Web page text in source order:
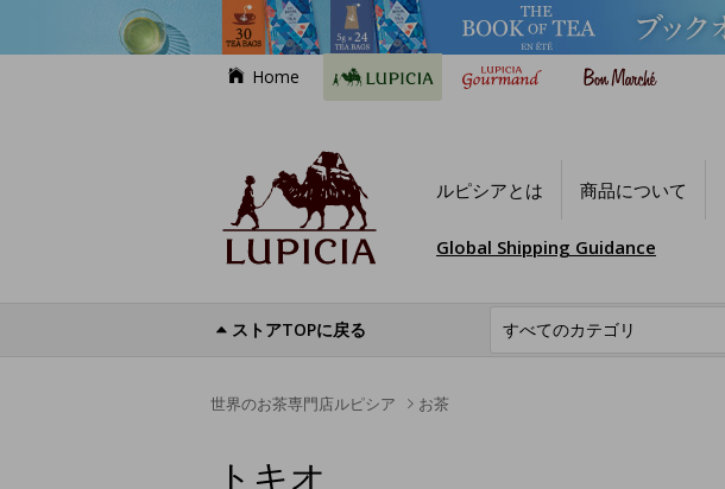
Home
ルピシアとは 商品について
Global Shipping Guidance
ストアTOPに戻る
世界のお茶専門店ルピシア お茶
トキオ